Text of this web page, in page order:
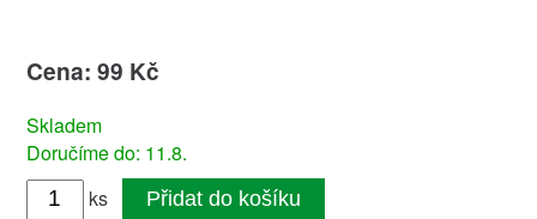
Cena: 99 Kč
Skladem
Doručíme do: 11.8.
ks
Přidat do košíku